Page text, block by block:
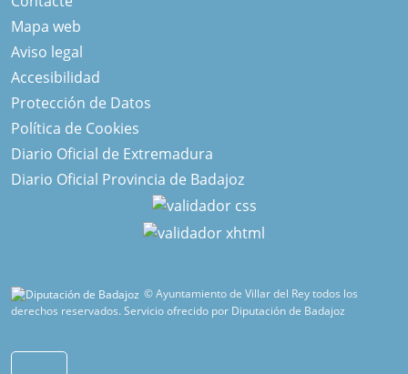
Mapa web
Aviso legal
Accesibilidad
Protección de Datos
Política de Cookies
Diario Oficial de Extremadura
Diario Oficial Provincia de Badajoz
© Ayuntamiento de Villar del Rey todos los
derechos reservados.Servicio ofrecido por Diputación de Badajoz